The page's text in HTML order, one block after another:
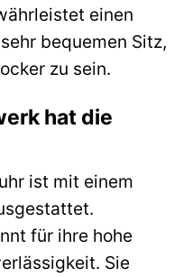
einen
bequemen Sitz,
zu sein.
hat die
ist mit einem
für ihre hohe
Sie